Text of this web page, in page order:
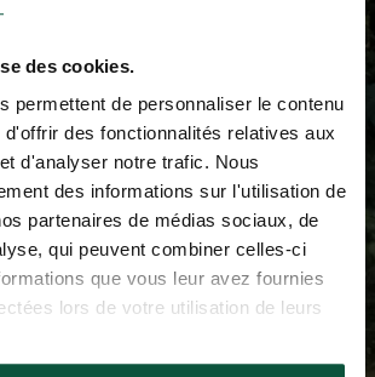
des cookies.
permettent de personnaliser le contenu
des fonctionnalités relatives aux
d'analyser notre trafic. Nous
des informations sur l'utilisation de
partenaires de médias sociaux, de
qui peuvent combiner celles-ci
que vous leur avez fournies
lors de votre utilisation de leurs